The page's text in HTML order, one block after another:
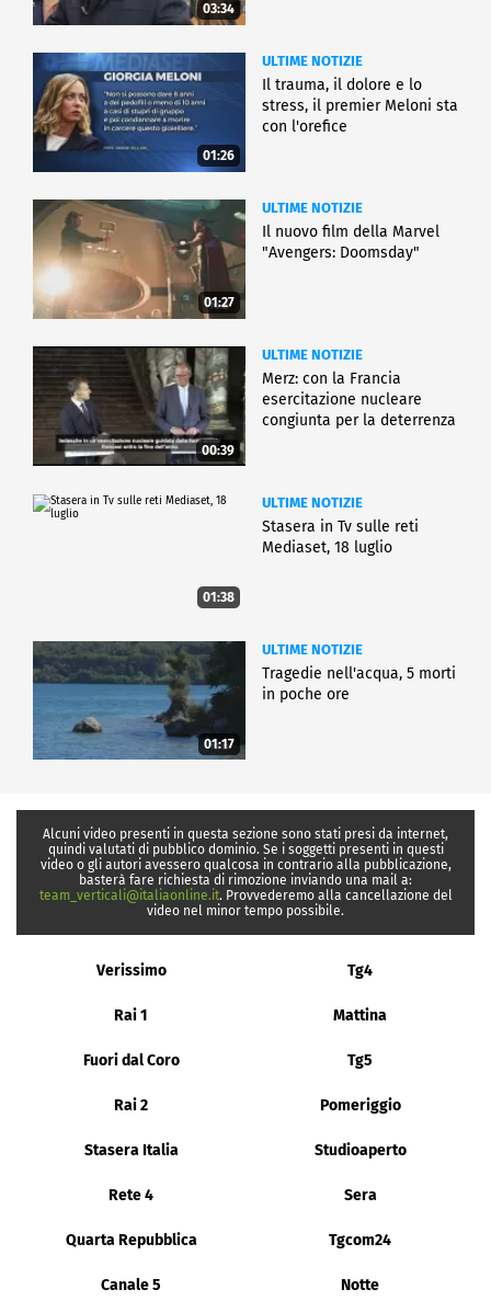
03:34
01:26
ULTIME NOTIZIE
Il trauma, il dolore e lo
stress, il premier Meloni sta
con l'orefice
01:27
ULTIME NOTIZIE
Il nuovo film della Marvel
"Avengers: Doomsday"
00:39
ULTIME NOTIZIE
Merz: con la Francia
esercitazione nucleare
congiunta per la deterrenza
01:38
ULTIME NOTIZIE
Stasera in Tv sulle reti
Mediaset, 18 luglio
01:17
ULTIME NOTIZIE
Tragedie nell'acqua, 5 morti
in poche ore
Alcuni video presenti in questa sezione sono stati presi da internet,
quindi valutati di pubblico dominio. Se i soggetti presenti in questi
video o gli autori avessero qualcosa in contrario alla pubblicazione,
basterà fare richiesta di rimozione inviando una mail a:
team_verticali@italiaonline.it. Provvederemo alla cancellazione del
video nel minor tempo possibile.
Verissimo Tg4
Rai 1 Mattina
Fuori dal Coro Tg5
Rai 2 Pomeriggio
Stasera Italia Studioaperto
Rete 4 Sera
Quarta Repubblica Tgcom24
Canale 5 Notte